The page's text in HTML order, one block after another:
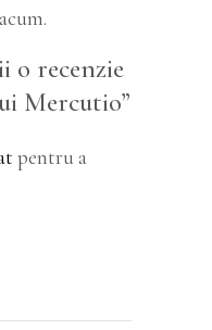
o recenzie
Mercutio”
pentru a